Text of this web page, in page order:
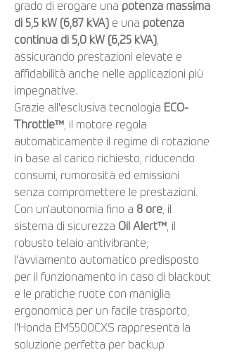
grado di erogare una potenza massima
di 5,5 kW (6,87 kVA) e una potenza
continua di 5,0 kW (6,25 kVA),
assicurando prestazioni elevate e
affidabilità anche nelle applicazioni più
impegnative.
Grazie all'esclusiva tecnologia ECO-
Throttle™, il motore regola
automaticamente il regime di rotazione
in base al carico richiesto, riducendo
consumi, rumorosità ed emissioni
senza compromettere le prestazioni.
Con un'autonomia fino a 8 ore, il
sistema di sicurezza Oil Alert™, il
robusto telaio antivibrante,
l'avviamento automatico predisposto
per il funzionamento in caso di blackout
e le pratiche ruote con maniglia
ergonomica per un facile trasporto,
l'Honda EM5500CXS rappresenta la
soluzione perfetta per backup